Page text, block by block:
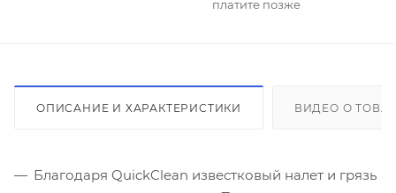
платите позже
ОПИСАНИЕ И ХАРАКТЕРИСТИКИ ВИДЕО О
Благодаря QuickClean известковый налет и грязь